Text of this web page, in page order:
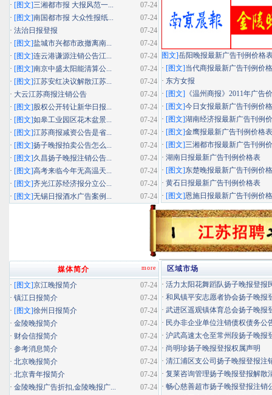
图文]岳阳晚报最新广告刊例价格
· [图文]当代商报最新广告刊例价
· 东方女报
· [图文] 《温州商报》2011年广告
· [图文]今日女报最新广告刊例价
· [图文]湖南经济报最新广告刊例
· [图文]金鹰报最新广告刊例价格表
· [图文]三湘都市报最新广告刊例
· 湖南日报最新广告刊例价格表
· [图文]东楚晚报最新广告刊例价
· 黄石日报最新广告刊例价格表
· [图文]恩施日报最新广告刊例价
07-24
· [图文]三湘都市报 大报风范一...
07-24
· [图文]南国都市报 大众性报纸...
07-24
· 法治日报登报
07-24
· [图文]盐城市兴都市政撤离南...
07-24
· [图文]连云港谦源注销公告江...
07-24
· [图文]南京中盛太阳能清算公...
07-24
· [图文]江苏安红决议解散江苏...
07-24
· 大云江苏商报注销公告
07-24
· [图文]股权公开转让新华日报...
07-24
· [图文]如皋工业园区花木盆景...
07-24
· [图文]江苏商报减资公告是省...
07-24
· [图文]扬子晚报拍卖公告怎么...
07-24
· [图文]久昌扬子晚报注销公告...
07-24
· [图文]高考来临今年无高温天...
07-24
· [图文]齐光江苏经济报分立公...
07-24
· [图文]无锡日报酒水广告案例...
区域市场
· 活力太阳花舞蹈队扬子晚报登报
· 和凤镇平安志愿者协会扬子晚报
· 武进区遥观镇体育总会扬子晚报
· 民办非企业单位注销债权债务公
· 沪武高速太仓至常州段扬子晚报
· 尚明珍扬子晚报登报权属声明
· 清江浦区支公司扬子晚报登报注
· 复莱咨询管理扬子晚报登报解散
· 畅心慈善超市扬子晚报登报注销
more
媒体简介
07-24
· [图文]京江晚报简介
07-24
· 镇江日报简介
07-24
· [图文]徐州日报简介
07-24
· 金陵晚报简介
07-24
· 财会信报简介
07-24
· 参考消息简介
07-24
· 北京晚报简介
07-24
· 北京青年报简介
07-24
· 金陵晚报广告折扣,金陵晚报广...